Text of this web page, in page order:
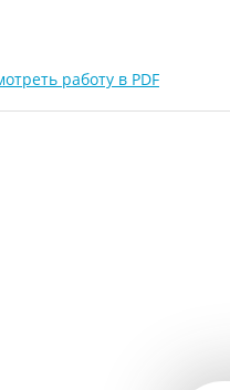
работу в PDF